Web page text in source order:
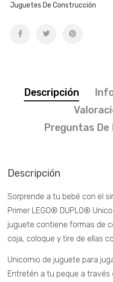
Juguetes De Construcción
Descripción
Preguntas De
Descripción
Sorprende a tu bebé con el
Primer LEGO® DUPLO®
juguete contiene formas de
coja, coloque y tire de ellas
Unicornio de juguete para
Entretén a tu peque a través